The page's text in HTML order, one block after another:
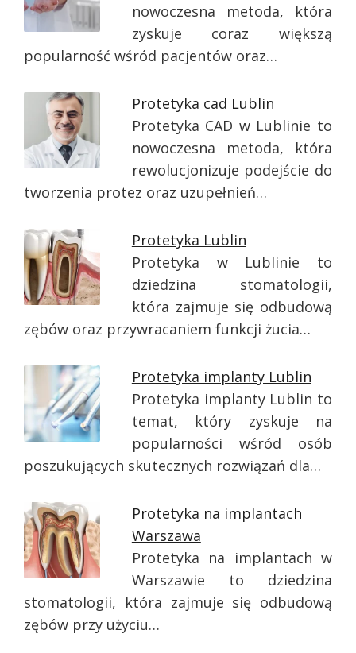
nowoczesna metoda, która
zyskuje coraz większą
popularność wśród pacjentów oraz…
Protetyka cad Lublin
Protetyka CAD w Lublinie to
nowoczesna metoda, która
rewolucjonizuje podejście do
tworzenia protez oraz uzupełnień…
Protetyka Lublin
Protetyka w Lublinie to
dziedzina stomatologii,
która zajmuje się odbudową
zębów oraz przywracaniem funkcji żucia…
Protetyka implanty Lublin
Protetyka implanty Lublin to
temat, który zyskuje na
popularności wśród osób
poszukujących skutecznych rozwiązań dla…
Protetyka na implantach
Warszawa
Protetyka na implantach w
Warszawie to dziedzina
stomatologii, która zajmuje się odbudową
zębów przy użyciu…